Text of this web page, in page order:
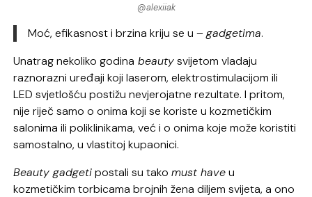
@alexiiak
Moć, efikasnost i brzina kriju se u –gadgetima.
Unatrag nekoliko godina beautysvijetom vladaju
raznorazni uređaji koji laserom, elektrostimulacijom ili
LED svjetlošću postižu nevjerojatne rezultate. I pritom,
nije riječ samo o onima koji se koriste u kozmetičkim
salonima ili poliklinikama, već i o onima koje može koristiti
samostalno, u vlastitoj kupaonici.
Beauty gadgetipostali su takomust haveu
kozmetičkim torbicama brojnih žena diljem svijeta, a ono